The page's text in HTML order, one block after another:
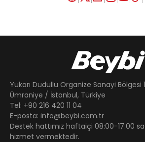
Yukarı Dudullu Organize Sanayi Bölgesi
Ümraniye / İstanbul, Türkiye
Tel: +90 216 420 11 04
E-posta: info@beybi.com.tr
Destek hattımız haftaiçi 08:00-17:00
hizmet vermektedir.